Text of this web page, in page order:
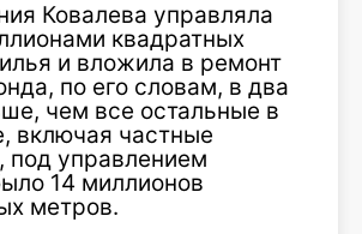
Ковалева управляла
квадратных
и вложила в ремонт
по его словам, в два
чем все остальные в
включая частные
под управлением
14 миллионов
метров.